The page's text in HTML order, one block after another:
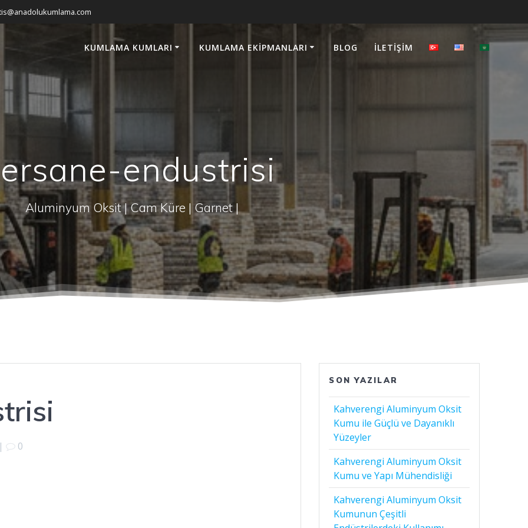
KUMLAMA KUMLARI KUMLAMA EKIPMANLARI BLOG İLETIŞIM
endustrisi
Aluminyum Oksit | Cam Küre | Garnet |
| 0
SON YAZILAR
Kahverengi Aluminyum Oksit
Kumu ile Güçlü ve Dayanıklı
Yüzeyler
Kahverengi Aluminyum Oksit
Kumu ve Yapı Mühendisliği
Kahverengi Aluminyum Oksit
Kumunun Çeşitli